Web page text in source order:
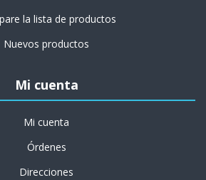
la lista de productos
Nuevos productos
Mi cuenta
Mi cuenta
Órdenes
Direcciones